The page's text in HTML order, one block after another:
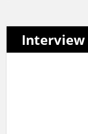
Interview